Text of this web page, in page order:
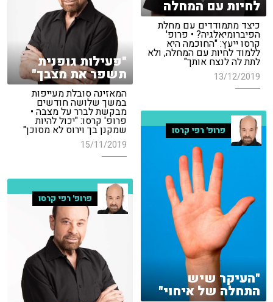
לחיות עם המחלה
כיצד מתמודדים עם מחלת
הפיברומיאלגיה? • פרופ'
קרסו ייעץ: "החוכמה היא
ללמוד לחיות עם המחלה, ולא
לתת לה לנצח אותך"
13/12/2019
"פעילות גופנית
תשפר את מצבך"
המאזינה סובלת מעייפות
במשך שלושה חודשים
מבקשת לברר על מצבה •
פרופ' קרסו: "יכול להיות
שמקנן בך וירוס לא מסוכן"
15/11/2019
פרופ' רפי קרסו
"העיקר שיש
התחלה של איחוי"
פרופ' רפי קרסו